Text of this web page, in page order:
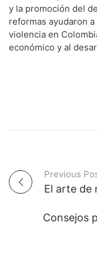
y la promoción del
reformas ayudaron
violencia en
económico y al
P
Previous